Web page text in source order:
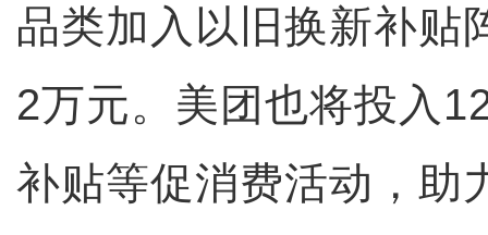
品类加入以旧换新补贴
2万元。美团也将投入
补贴等促消费活动，助